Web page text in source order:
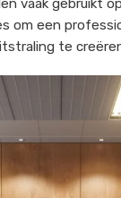
vaak gebruikt
om een
te